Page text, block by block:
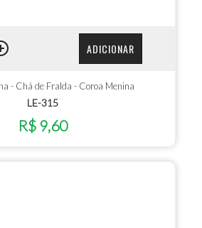
ADICIONAR
- Chá de Fralda - Coroa Menina
LE-315
R$ 9,60